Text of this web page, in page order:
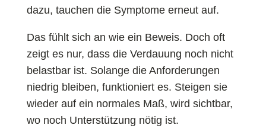
dazu, tauchen die Symptome erneut auf.
Das fühlt sich an wie ein Beweis. Doch oft
zeigt es nur, dass die Verdauung noch nicht
belastbar ist. Solange die Anforderungen
niedrig bleiben, funktioniert es. Steigen sie
wieder auf ein normales Maß, wird sichtbar,
wo noch Unterstützung nötig ist.